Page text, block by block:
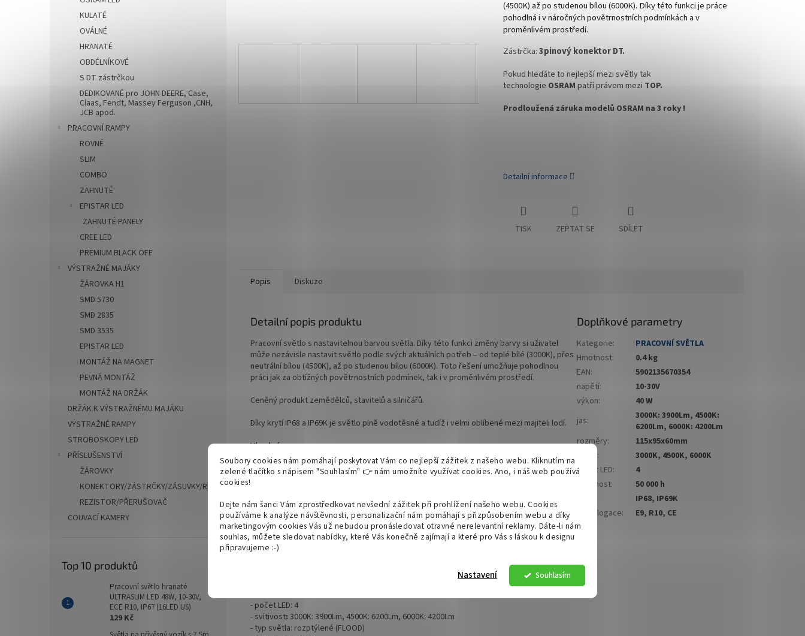
Soubory cookies nám pomáhají poskytovat Vám co nejlepší zážitek z našeho webu. Kliknutím na
zelené tlačítko s nápisem "Souhlasím" 👉 nám umožníte využívat cookies. Ano, i náš web používá
cookies!
Dejte nám šanci Vám zprostředkovat nevšední zážitek při prohlížení našeho webu. Cookies
používáme k analýze návštěvnosti, personalizační nám pomáhají s přizpůsobením webu a díky
marketingovým cookies Vás už nebudou pronásledovat otravné nerelevantní reklamy. Dáte-li nám
souhlas, můžete sledovat nabídky, které Vás konečně zajímají a které pro Vás s láskou k designu
připravujeme :-)
Souhlasím
Nastavení
KULATÉ
OVÁLNÉ
HRANATÉ
OBDÉLNÍKOVÉ
S DT zástrčkou
DEDIKOVANÉ pro JOHN DEERE, Case,
Claas, Fendt, Massey Ferguson ,CNH,
JCB apod.
PRACOVNÍ RAMPY
ROVNÉ
SLIM
COMBO
ZAHNUTÉ
EPISTAR LED
ZAHNUTÉ PANELY
CREE LED
PREMIUM BLACK OFF
VÝSTRAŽNÉ MAJÁKY
ŽÁROVKA H1
SMD 5730
SMD 2835
SMD 3535
EPISTAR LED
MONTÁŽ NA MAGNET
PEVNÁ MONTÁŽ
MONTÁŽ NA DRŽÁK
DRŽÁK K VÝSTRAŽNÉMU MAJÁKU
VÝSTRAŽNÉ RAMPY
STROBOSKOPY LED
PŘÍSLUŠENSTVÍ
ŽÁROVKY
KONEKTORY/ZÁSTRČKY/ZÁSUVKY/REDUKCE
REZISTOR/PŘERUŠOVAČ
COUVACÍ KAMERY
Top 10 produktů
Pracovní světlo hranaté
ULTRASLIM LED 48W, 10-30V,
ECE R10, IP67 (16LED US)
129 Kč
(4500K) až po studenou bílou (6000K). Díky této funkci je práce
pohodlná i v náročných povětrnostních podmínkách a v
proměnlivém prostředí.
Zástrčka:3pinový konektor DT.
Pokud hledáte to nejlepší mezi světly tak
technologie OSRAM patří právem mezi TOP.
Prodloužená záruka modelů OSRAM na 3 roky !
Detailní informace
TISK ZEPTAT SE SDÍLET
Popis Diskuze
Detailní popis produktu
Pracovní světlo s nastavitelnou barvou světla. Díky této funkci změny barvy si uživatel
může nezávisle nastavit světlo podle svých aktuálních potřeb – od teplé bílé (3000K), přes
neutrální bílou (4500K), až po studenou bílou (6000K). Toto řešení umožňuje pohodlnou
práci jak za obtížných povětrnostních podmínek, tak i v proměnlivém prostředí.
Ceněný produkt zemědělců, stavitelů a silničářů.
Díky krytí IP68 a IP69K je světlo plně vodotěsné a tudíž i velmi oblíbené mezi majiteli lodí.
Vhodné pro:
- osvětlení v lesnictví
- osvětlení offroad
- osvětlení před garáží
- přídavné osvětlení pro autobusy nebo nákladní automobily
- osvětlení lodí nebo jachet
- počet LED: 4
- svítivost: 3000K: 3900Lm, 4500K: 6200Lm, 6000K: 4200Lm
- typ světla: rozptýlené (FLOOD)
Doplňkové parametry
Kategorie:
PRACOVNÍ SVĚTLA
Hmotnost:
0.4 kg
EAN:
5902135670354
napětí:
10-30V
výkon:
40 W
jas:
3000K: 3900Lm, 4500K:
6200Lm, 6000K: 4200Lm
rozměry:
115x95x60mm
:
3000K, 4500K, 6000K
počet LED:
4
životnost:
50 000 h
IP68, IP69K
homologace: E9, R10, CE